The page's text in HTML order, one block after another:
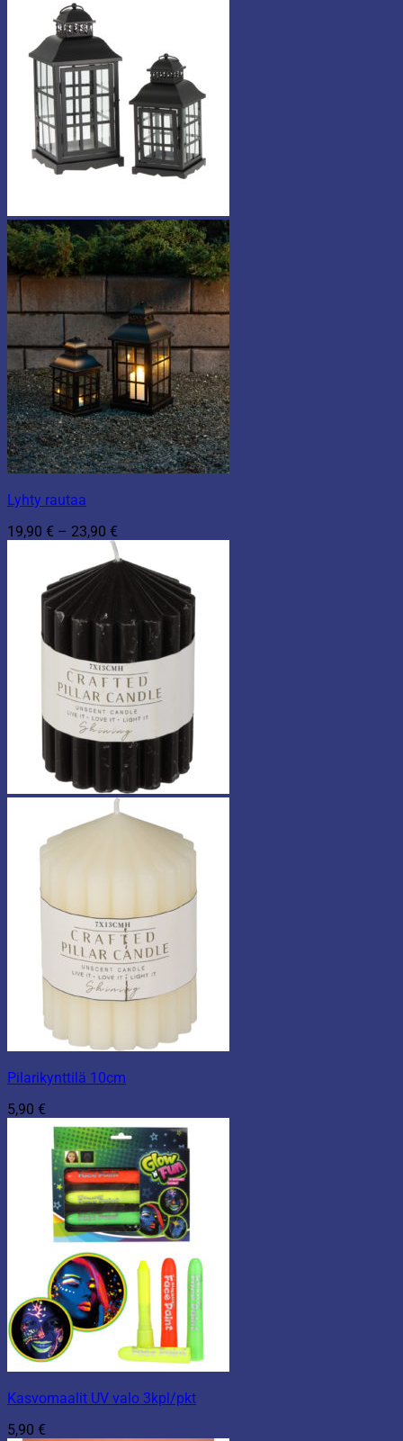
Lyhty rautaa
19,90 € – 23,90 €
19,90 €
-
23,90 €
Pilarikynttilä 10cm
5,90 €
Kasvomaalit UV valo 3kpl/pkt
5,90 €